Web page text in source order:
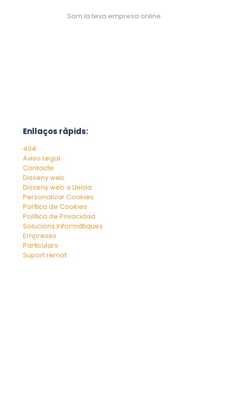
Som la teva empresa online
Enllaços ràpids:
404
Aviso Legal
Contacte
Disseny web
Disseny web a Lleida
Personalizar Cookies
Política de Cookies
Política de Privacidad
Solucions Informàtiques
Empreses
Particulars
Suport remot